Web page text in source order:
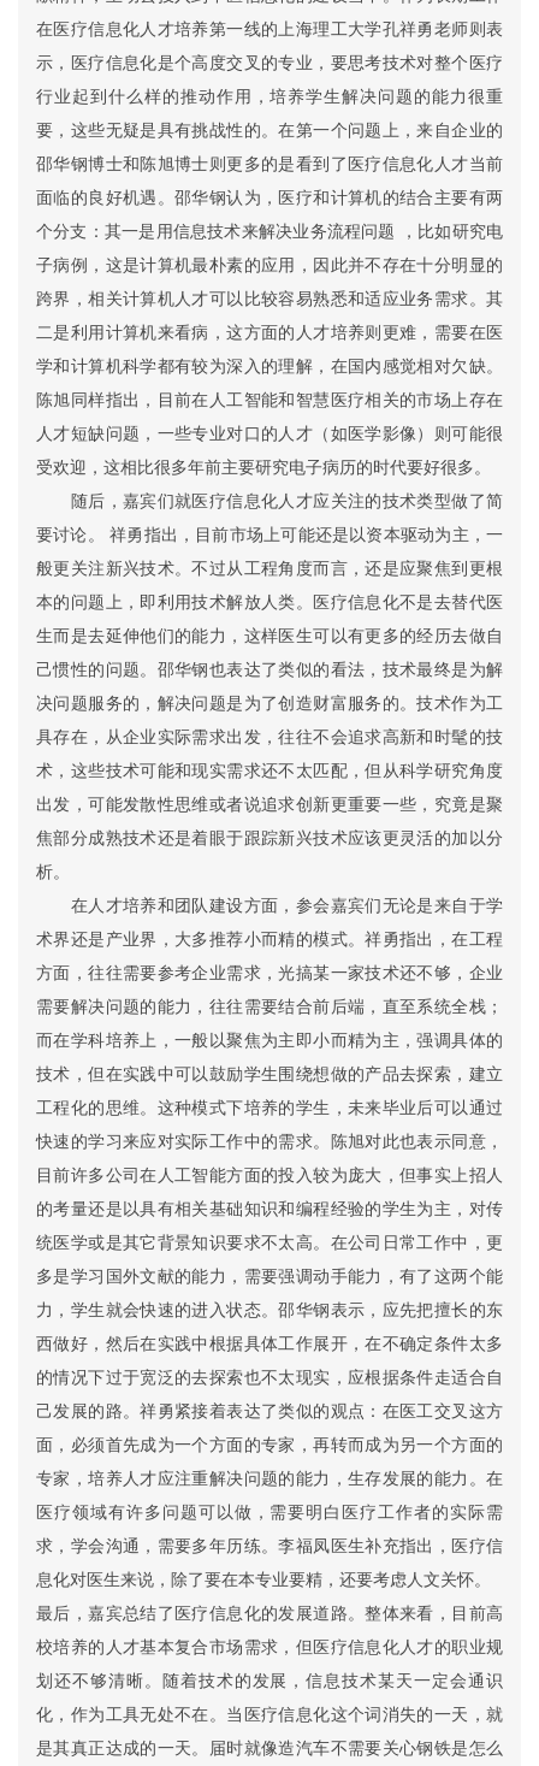
在医疗信息化人才培养第一线的上海理工大学孔祥勇老师则表
示，医疗信息化是个高度交叉的专业，要思考技术对整个医疗
行业起到什么样的推动作用，培养学生解决问题的能力很重
要，这些无疑是具有挑战性的。在第一个问题上，来自企业的
邵华钢博士和陈旭博士则更多的是看到了医疗信息化人才当前
面临的良好机遇。邵华钢认为，医疗和计算机的结合主要有两
个分支：其一是用信息技术来解决业务流程问题 ，比如研究电
子病例，这是计算机最朴素的应用，因此并不存在十分明显的
跨界，相关计算机人才可以比较容易熟悉和适应业务需求。其
二是利用计算机来看病，这方面的人才培养则更难，需要在医
学和计算机科学都有较为深入的理解，在国内感觉相对欠缺。
陈旭同样指出，目前在人工智能和智慧医疗相关的市场上存在
人才短缺问题，一些专业对口的人才（如医学影像）则可能很
受欢迎，这相比很多年前主要研究电子病历的时代要好很多。
随后，嘉宾们就医疗信息化人才应关注的技术类型做了简
要讨论。 祥勇指出，目前市场上可能还是以资本驱动为主，一
般更关注新兴技术。不过从工程角度而言，还是应聚焦到更根
本的问题上，即利用技术解放人类。医疗信息化不是去替代医
生而是去延伸他们的能力，这样医生可以有更多的经历去做自
己惯性的问题。邵华钢也表达了类似的看法，技术最终是为解
决问题服务的，解决问题是为了创造财富服务的。技术作为工
具存在，从企业实际需求出发，往往不会追求高新和时髦的技
术，这些技术可能和现实需求还不太匹配，但从科学研究角度
出发，可能发散性思维或者说追求创新更重要一些，究竟是聚
焦部分成熟技术还是着眼于跟踪新兴技术应该更灵活的加以分
析。
在人才培养和团队建设方面，参会嘉宾们无论是来自于学
术界还是产业界，大多推荐小而精的模式。祥勇指出，在工程
方面，往往需要参考企业需求，光搞某一家技术还不够，企业
需要解决问题的能力，往往需要结合前后端，直至系统全栈；
而在学科培养上，一般以聚焦为主即小而精为主，强调具体的
技术，但在实践中可以鼓励学生围绕想做的产品去探索，建立
工程化的思维。这种模式下培养的学生，未来毕业后可以通过
快速的学习来应对实际工作中的需求。陈旭对此也表示同意，
目前许多公司在人工智能方面的投入较为庞大，但事实上招人
的考量还是以具有相关基础知识和编程经验的学生为主，对传
统医学或是其它背景知识要求不太高。在公司日常工作中，更
多是学习国外文献的能力，需要强调动手能力，有了这两个能
力，学生就会快速的进入状态。邵华钢表示，应先把擅长的东
西做好，然后在实践中根据具体工作展开，在不确定条件太多
的情况下过于宽泛的去探索也不太现实，应根据条件走适合自
己发展的路。祥勇紧接着表达了类似的观点：在医工交叉这方
面，必须首先成为一个方面的专家，再转而成为另一个方面的
专家，培养人才应注重解决问题的能力，生存发展的能力。在
医疗领域有许多问题可以做，需要明白医疗工作者的实际需
求，学会沟通，需要多年历练。李福凤医生补充指出，医疗信
息化对医生来说，除了要在本专业要精，还要考虑人文关怀。
最后，嘉宾总结了医疗信息化的发展道路。整体来看，目前高
校培养的人才基本复合市场需求，但医疗信息化人才的职业规
划还不够清晰。随着技术的发展，信息技术某天一定会通识
化，作为工具无处不在。当医疗信息化这个词消失的一天，就
是其真正达成的一天。届时就像造汽车不需要关心钢铁是怎么